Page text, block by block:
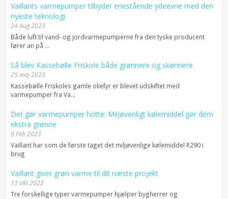
Vaillants varmepumper tilbyder enestående ydeevne med den
nyeste teknologi
24 Aug 2023
Både luft til vand- og jordvarmepumperne fra den tyske producent
fører an på ...
Så blev Kassebølle Friskole både grønnere og skønnere
25 maj 2023
Kassebølle Friskoles gamle oliefyr er blevet udskiftet med
varmepumper fra Va...
Det gør varmepumper hotte: Miljøvenligt kølemiddel gør dem
ekstra grønne
9 Feb 2023
Vaillant har som de første taget det miljøvenlige kølemiddel R290 i
brug
Vaillant giver grøn varme til dit næste projekt
13 okt 2022
Tre forskellige typer varmepumper hjælper bygherrer og